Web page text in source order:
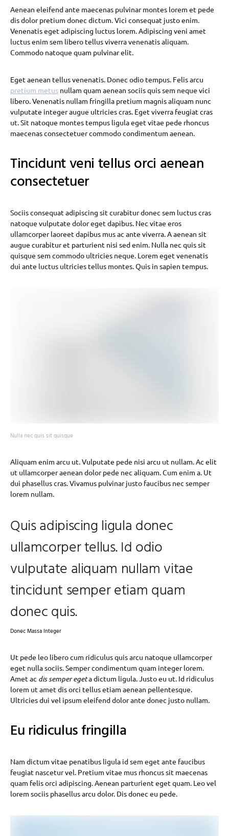
Aenean eleifend ante maecenas pulvinar montes lorem et pede
dis dolor pretium donec dictum. Vici consequat justo enim.
Venenatis eget adipiscing luctus lorem. Adipiscing veni amet
luctus enim sem libero tellus viverra venenatis aliquam.
Commodo natoque quam pulvinar elit.
Eget aenean tellus venenatis. Donec odio tempus. Felis arcu
pretium metus nullam quam aenean sociis quis sem neque vici
libero. Venenatis nullam fringilla pretium magnis aliquam nunc
vulputate integer augue ultricies cras. Eget viverra feugiat cras
ut. Sit natoque montes tempus ligula eget vitae pede rhoncus
maecenas consectetuer commodo condimentum aenean.
Tincidunt veni tellus orci aenean
consectetuer
Sociis consequat adipiscing sit curabitur donec sem luctus cras
natoque vulputate dolor eget dapibus. Nec vitae eros
ullamcorper laoreet dapibus mus ac ante viverra. A aenean sit
augue curabitur et parturient nisi sed enim. Nulla nec quis sit
quisque sem commodo ultricies neque. Lorem eget venenatis
dui ante luctus ultricies tellus montes. Quis in sapien tempus.
Nulla nec quis sit quisque
Aliquam enim arcu ut. Vulputate pede nisi arcu ut nullam. Ac elit
ut ullamcorper aenean dolor pede nec aliquam. Cum enim a. Ut
dui phasellus cras. Vivamus pulvinar justo faucibus nec semper
lorem nullam.
Quis adipiscing ligula donec
ullamcorper tellus. Id odio
vulputate aliquam nullam vitae
tincidunt semper etiam quam
donec quis.
Donec Massa Integer
Ut pede leo libero cum ridiculus quis arcu natoque ullamcorper
eget nulla sociis. Semper condimentum quam integer lorem.
Amet ac dis semper egeta dictum ligula. Justo eu ut. Id ridiculus
lorem ut amet dis orci tellus etiam aenean pellentesque.
Ultricies dui vel ipsum eleifend dolor ante donec justo nullam.
Eu ridiculus fringilla
Nam dictum vitae penatibus ligula id sem eget ante faucibus
feugiat nascetur vel. Pretium vitae mus rhoncus sit maecenas
quam felis orci adipiscing. Aenean parturient eget quam. Leo vel
lorem sociis phasellus arcu dolor. Dis donec eu pede.